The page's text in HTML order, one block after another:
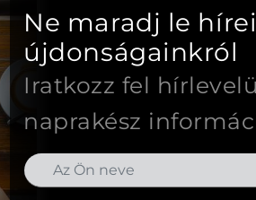
Ne maradj le
újdonságainkról
Iratkozz fel
naprakész